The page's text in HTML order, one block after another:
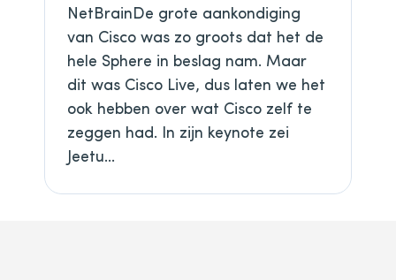
NetBrainDe grote aankondiging
van Cisco was zo groots dat het de
hele Sphere in beslag nam. Maar
dit was Cisco Live, dus laten we het
ook hebben over wat Cisco zelf te
zeggen had. In zijn keynote zei
Jeetu...